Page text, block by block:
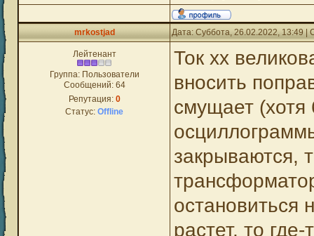
mrkostjad Дата: Суббота, 26.02.2022, 13:49
Лейтенант
Группа: Пользователи
Сообщений: 64
Репутация: 0
Статус: Offline
Ток хх
вносить
смущает (хотя
закрываются,
остановиться
растет, то